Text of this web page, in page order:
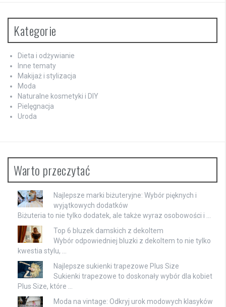
Kategorie
Dieta i odżywianie
Inne tematy
Makijaż i stylizacja
Moda
Naturalne kosmetyki i DIY
Pielęgnacja
Uroda
Warto przeczytać
Najlepsze marki biżuteryjne: Wybór pięknych i
wyjątkowych dodatków
Biżuteria to nie tylko dodatek, ale także wyraz osobowości i …
Top 6 bluzek damskich z dekoltem
Wybór odpowiedniej bluzki z dekoltem to nie tylko
kwestia stylu, …
Najlepsze sukienki trapezowe Plus Size
Sukienki trapezowe to doskonały wybór dla kobiet
Plus Size, które …
Moda na vintage: Odkryj urok modowych klasyków